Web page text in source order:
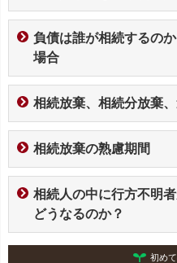
負債は誰が相続するの
場合
相続放棄、相続分放棄
相続放棄の熟慮期間
相続人の中に行方不明
どうなるのか？
初め